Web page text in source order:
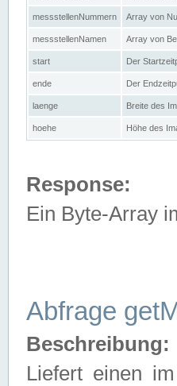
messstellenNummern Array von
messstellenNamen Array von
start Der
ende Der
laenge Breite des
hoehe Höhe des
Response:
Ein Byte-Array
Abfrage
Beschreibung:
Liefert einen